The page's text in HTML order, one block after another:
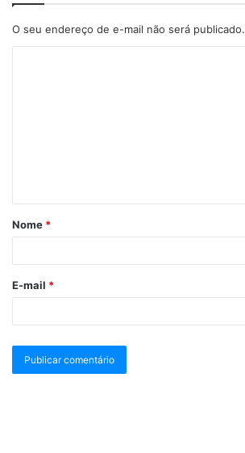
O seu endereço de e-mail não será publicado.
Nome *
E-mail *